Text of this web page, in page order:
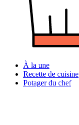
À la une
Recette de cuisine
Potager du chef